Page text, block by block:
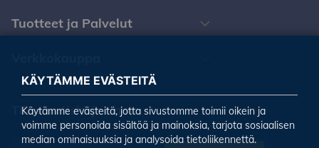
Tuotteet ja Palvelut
Tilaa uutiskirjeemme
KÄYTÄMME EVÄSTEITÄ
Käytämme evästeitä, jotta sivustomme toimii oikein ja
voimme personoida sisältöä ja mainoksia, tarjota sosiaalisen
median ominaisuuksia ja analysoida tietoliikennettä.